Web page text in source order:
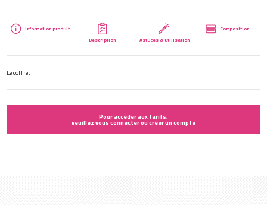
Information produit
Description
Astuces & utilisation
Composition
Le coffret
Pour accéder aux tarifs,
veuillez vous connecter ou créer un compte